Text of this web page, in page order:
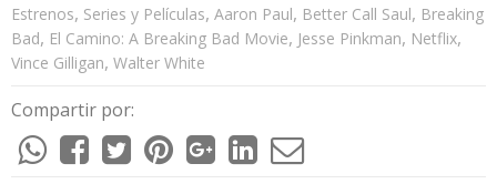
Estrenos, Series y Películas, Aaron Paul, Better Call Saul, Breaking
Bad, El Camino: A Breaking Bad Movie, Jesse Pinkman, Netflix,
Vince Gilligan, Walter White
Compartir por: